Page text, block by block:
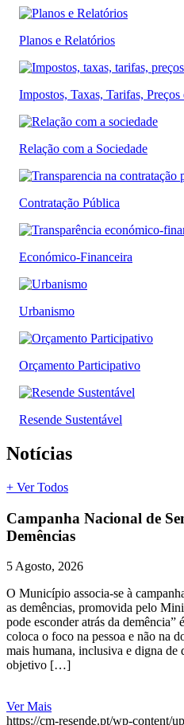
Planos e Relatórios
Impostos, Taxas, Tarifas,
Relação com a Sociedade
Contratação Pública
Económico-Financeira
Urbanismo
Orçamento Participativo
Resende Sustentável
Notícias
+ Ver Todos
Campanha Nacional de
Demências
5 Agosto, 2026
O Município associa-se à
as demências, promovida pelo
pode esconder atrás da demência”
coloca o foco na pessoa e não na
mais humana, inclusiva e digna de
objetivo […]
Ver Mais
https://cm-resende.pt/wp-content/